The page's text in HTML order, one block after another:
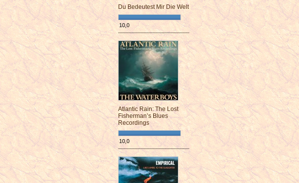
Du Bedeutest Mir Die Welt
10,0
¯¯¯¯¯¯¯¯¯¯¯¯¯¯¯¯¯¯¯¯¯¯¯¯
Atlantic Rain: The Lost
Fisherman’s Blues
Recordings
10,0
¯¯¯¯¯¯¯¯¯¯¯¯¯¯¯¯¯¯¯¯¯¯¯¯